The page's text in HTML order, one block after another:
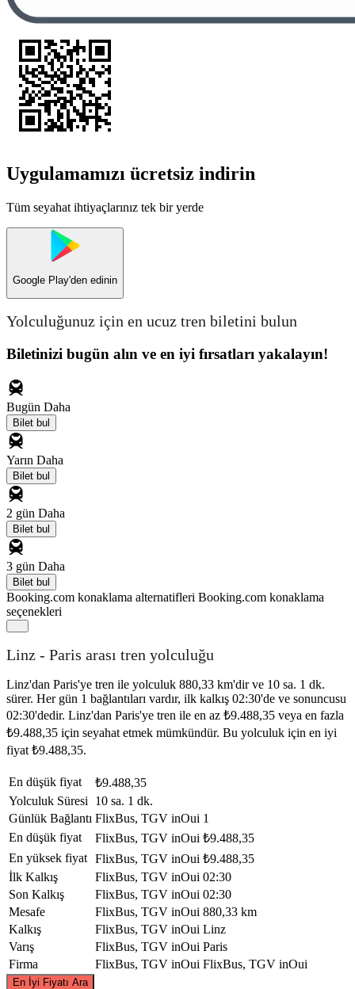
Uygulamamızı ücretsiz indirin
Tüm seyahat ihtiyaçlarınız tek bir yerde
Google Play'den edinin
Yolculuğunuz için en ucuz tren biletini bulun
Biletinizi bugün alın ve en iyi fırsatları yakalayın!
Bugün Daha
Bilet bul
Yarın Daha
Bilet bul
2 gün Daha
Bilet bul
3 gün Daha
Bilet bul
Booking.com konaklama alternatifleri Booking.com konaklama
seçenekleri
Linz - Paris arası tren yolculuğu
Linz'dan Paris'ye tren ile yolculuk 880,33 km'dir ve 10 sa. 1 dk.
sürer. Her gün 1 bağlantıları vardır, ilk kalkış 02:30'de ve sonuncusu
02:30'dedir. Linz'dan Paris'ye tren ile en az ₺9.488,35 veya en fazla
₺9.488,35 için seyahat etmek mümkündür. Bu yolculuk için en iyi
fiyat ₺9.488,35.
En düşük fiyat
₺9.488,35
Yolculuk Süresi
10 sa. 1 dk.
Günlük Bağlantı FlixBus, TGV inOui 1
En düşük fiyat
FlixBus, TGV inOui ₺9.488,35
En yüksek fiyat FlixBus, TGV inOui ₺9.488,35
İlk Kalkış
FlixBus, TGV inOui 02:30
Son Kalkış
FlixBus, TGV inOui 02:30
Mesafe
FlixBus, TGV inOui 880,33 km
Kalkış
FlixBus, TGV inOui Linz
Varış
FlixBus, TGV inOui Paris
Firma
FlixBus, TGV inOui FlixBus, TGV inOui
En İyi Fiyatı Ara
©CARTO, ©OpenStreetMap contributors